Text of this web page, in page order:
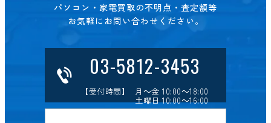
パソコン・家電買取の不明点・査定額等
お気軽にお問い合わせください。
03-5812-3453
【受付時間】 月～金 10:00～18:00
土曜日 10:00～16:00